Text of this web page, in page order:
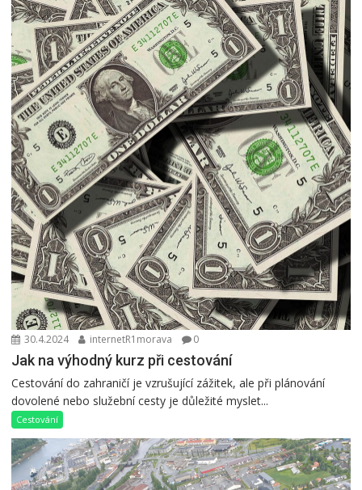
30.4.2024 internetR1morava 0
Jak na výhodný kurz při cestování
Cestování do zahraničí je vzrušující zážitek, ale při plánování
dovolené nebo služební cesty je důležité myslet...
Cestování